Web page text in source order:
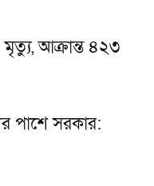
আক্রান্ত ৪২৩
পাশে সরকার: